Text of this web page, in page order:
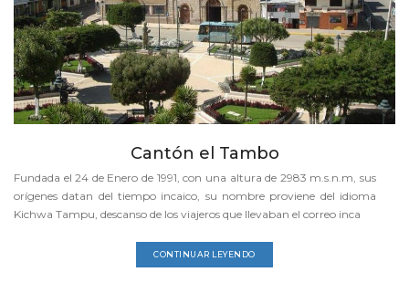
Cantón el Tambo
Fundada el 24 de Enero de 1991, con una altura de 2983 m.s.n.m, sus
orígenes datan del tiempo incaico, su nombre proviene del idioma
Kichwa Tampu, descanso de los viajeros que llevaban el correo inca
CONTINUAR LEYENDO